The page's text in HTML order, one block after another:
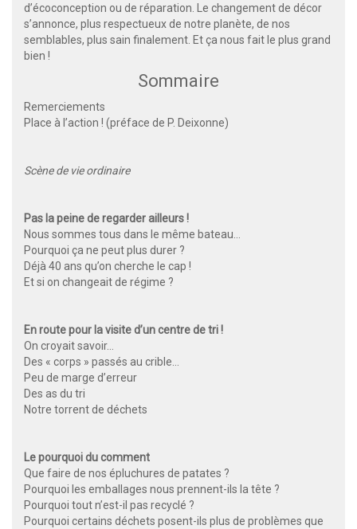
d’écoconception ou de réparation. Le changement de décor
s’annonce, plus respectueux de notre planète, de nos
semblables, plus sain finalement. Et ça nous fait le plus grand
bien !
Sommaire
Remerciements
Place à l’action ! (préface de P. Deixonne)
Scène de vie ordinaire
Pas la peine de regarder ailleurs !
Nous sommes tous dans le même bateau…
Pourquoi ça ne peut plus durer ?
Déjà 40 ans qu’on cherche le cap !
Et si on changeait de régime ?
En route pour la visite d’un centre de tri !
On croyait savoir…
Des « corps » passés au crible…
Peu de marge d’erreur
Des as du tri
Notre torrent de déchets
Le pourquoi du comment
Que faire de nos épluchures de patates ?
Pourquoi les emballages nous prennent-ils la tête ?
Pourquoi tout n’est-il pas recyclé ?
Pourquoi certains déchets posent-ils plus de problèmes que